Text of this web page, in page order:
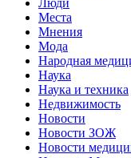
Люди
Места
Мнения
Мода
Народная
Наука
Наука и техника
Недвижимость
Новости
Новости ЗОЖ
Новости